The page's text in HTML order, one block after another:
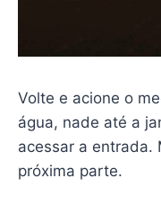
Volte e acione o
água, nade até a
acessar a entrada.
próxima parte.